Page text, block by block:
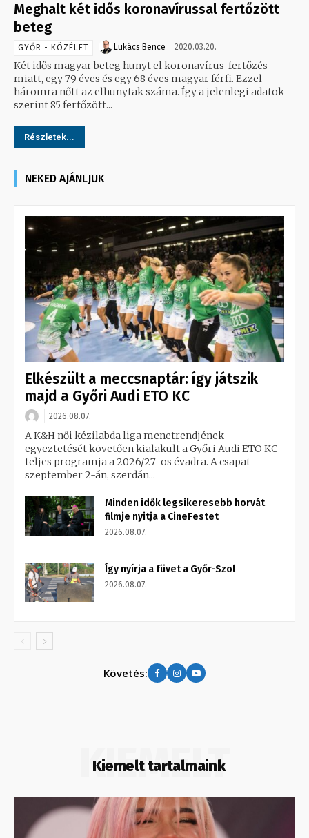
Meghalt két idős koronavírussal fertőzött
beteg
GYŐR - KÖZÉLET Lukács Bence 2020.03.20.
Két idős magyar beteg hunyt el koronavírus-fertőzés
miatt, egy 79 éves és egy 68 éves magyar férfi. Ezzel
háromra nőtt az elhunytak száma. Így a jelenlegi adatok
szerint 85 fertőzött...
Részletek...
NEKED AJÁNLJUK
Elkészült a meccsnaptár: így játszik
majd a Győri Audi ETO KC
2026.08.07.
A K&H női kézilabda liga menetrendjének
egyeztetését követően kialakult a Győri Audi ETO KC
teljes programja a 2026/27-os évadra. A csapat
szeptember 2-án, szerdán...
Minden idők legsikeresebb horvát
filmje nyitja a CineFestet
2026.08.07.
Így nyírja a füvet a Győr-Szol
2026.08.07.
Követés:
Kiemelt tartalmaink
KIEMELT